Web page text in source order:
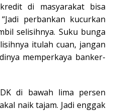
di masyarakat bisa
perbankan kucurkan
selisihnya. Suku bunga
itulah cuan, jangan
memperkaya banker-
di bawah lima persen
naik tajam. Jadi enggak